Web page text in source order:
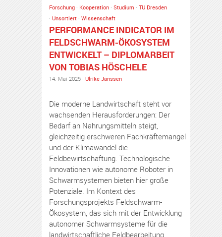
Forschung · Kooperation · Studium · TU Dresden
· Unsortiert · Wissenschaft
PERFORMANCE INDICATOR IM
FELDSCHWARM-ÖKOSYSTEM
ENTWICKELT – DIPLOMARBEIT
VON TOBIAS HÖSCHELE
14. Mai 2025 · Ulrike Janssen
Die moderne Landwirtschaft steht vor
wachsenden Herausforderungen: Der
Bedarf an Nahrungsmitteln steigt,
gleichzeitig erschweren Fachkräftemangel
und der Klimawandel die
Feldbewirtschaftung. Technologische
Innovationen wie autonome Roboter in
Schwarmsystemen bieten hier große
Potenziale. Im Kontext des
Forschungsprojekts Feldschwarm-
Ökosystem, das sich mit der Entwicklung
autonomer Schwarmsysteme für die
landwirtschaftliche Feldbearbeitung